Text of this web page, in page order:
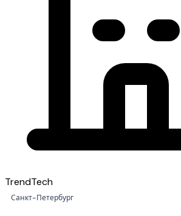
TrendTech
Санкт-Петербург